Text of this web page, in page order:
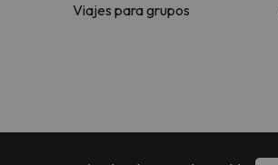
Viajes para grupos